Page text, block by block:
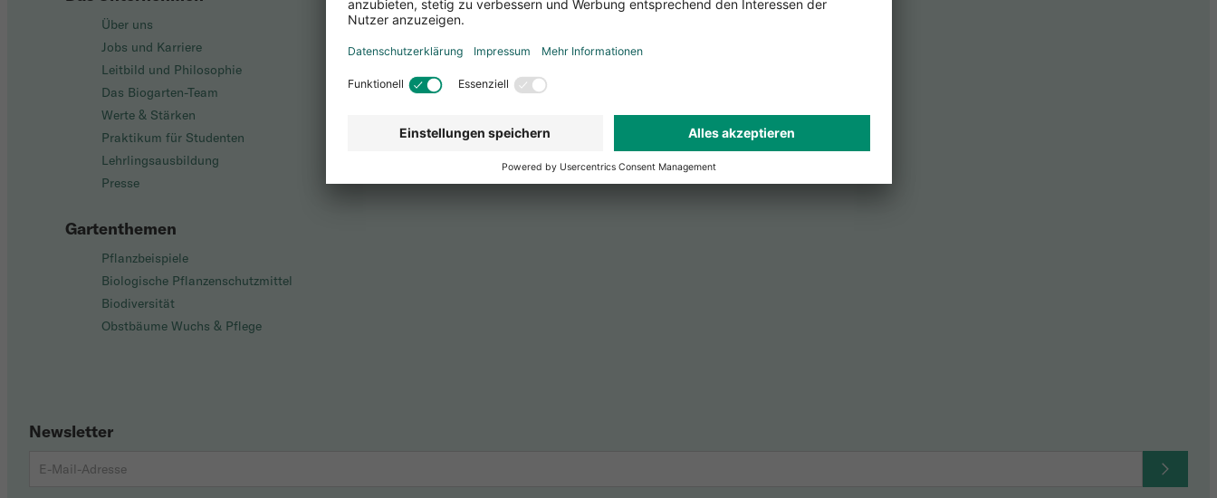
Über uns
Jobs und Karriere
Leitbild und Philosophie
Das Biogarten-Team
Werte & Stärken
Praktikum für Studenten
Lehrlingsausbildung
Presse
Gartenthemen
Pflanzbeispiele
Biologische Pflanzenschutzmittel
Biodiversität
Obstbäume Wuchs & Pflege
Newsletter